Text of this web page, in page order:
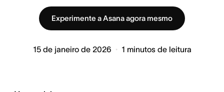
Experimente a Asana agora mesmo
15 de janeiro de 2026 1 minutos de leitura